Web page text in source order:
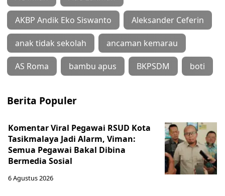
AKBP Andik Eko Siswanto Aleksander Ceferin
anak tidak sekolah ancaman kemarau
AS Roma bambu apus BKPSDM boti
Berita Populer
Komentar Viral Pegawai RSUD Kota
Tasikmalaya Jadi Alarm, Viman:
Semua Pegawai Bakal Dibina
Bermedia Sosial
6 Agustus 2026